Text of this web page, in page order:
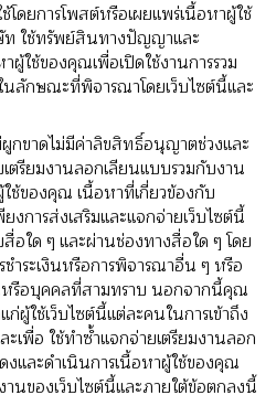
ดยการโพสต์หรือเผยแพร่เนื้อหาผู้ใช้
ใช้ทรัพย์สินทางปัญญาและ
ใช้ของคุณเพื่อเปิดใช้งานการรวม
นลักษณะที่พิจารณาโดยเว็บไซต์นี้และ
ขาดไม่มีค่าลิขสิทธิ์อนุญาตช่วงและ
ตรียมงานลอกเลียนแบบรวมกับงาน
ช้ของคุณ เนื้อหาที่เกี่ยวข้องกับ
งการส่งเสริมและแจกจ่ายเว็บไซต์นี้
ใด ๆ และผ่านช่องทางสื่อใด ๆ โดย
าระเงินหรือการพิจารณาอื่น ๆ หรือ
รือบุคคลที่สามทราบ นอกจากนี้คุณ
ใช้เว็บไซต์นี้แต่ละคนในการเข้าถึง
เพื่อ ใช้ทําซ้ําแจกจ่ายเตรียมงานลอก
และดําเนินการเนื้อหาผู้ใช้ของคุณ
นของเว็บไซต์นี้และภายใต้ข้อตกลงนี้